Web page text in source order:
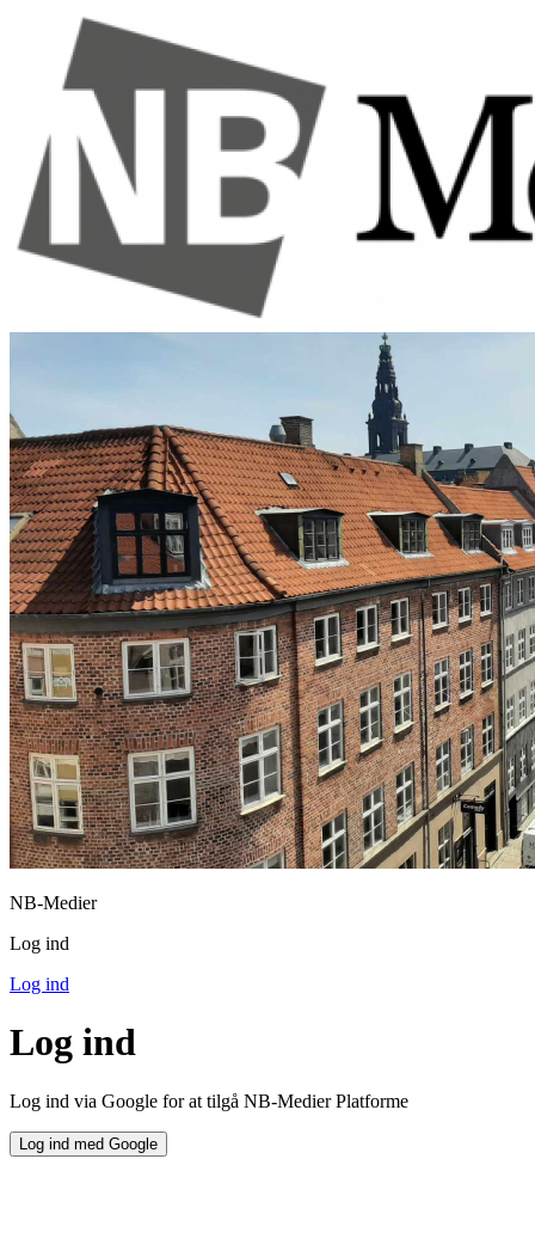
NB-Medier
Log ind
Log ind
Log ind
Log ind via Google for at tilgå NB-Medier Platforme
Log ind med Google